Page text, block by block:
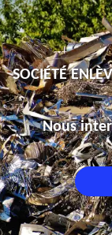
SOCIÉTÉ
Nous